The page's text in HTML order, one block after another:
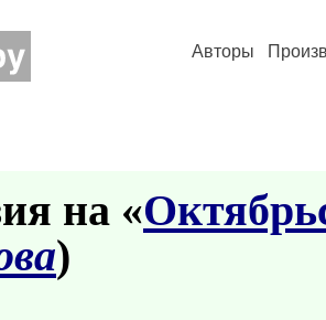
Авторы
на «
)